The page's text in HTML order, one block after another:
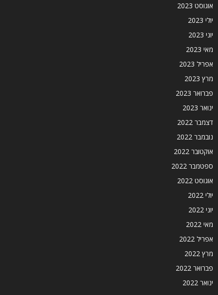
אוגוסט 2023
יולי 2023
יוני 2023
מאי 2023
אפריל 2023
מרץ 2023
פברואר 2023
ינואר 2023
דצמבר 2022
נובמבר 2022
אוקטובר 2022
ספטמבר 2022
אוגוסט 2022
יולי 2022
יוני 2022
מאי 2022
אפריל 2022
מרץ 2022
פברואר 2022
ינואר 2022